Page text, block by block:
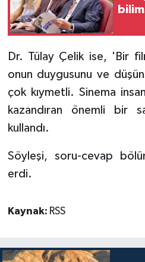
Dr. Tülay Çelik ise, 'Bir
onun duygusunu ve
çok kıymetli. Sinema
kazandıran önemli bir
kullandı.
Söyleşi, soru-cevap
erdi.
Kaynak: RSS